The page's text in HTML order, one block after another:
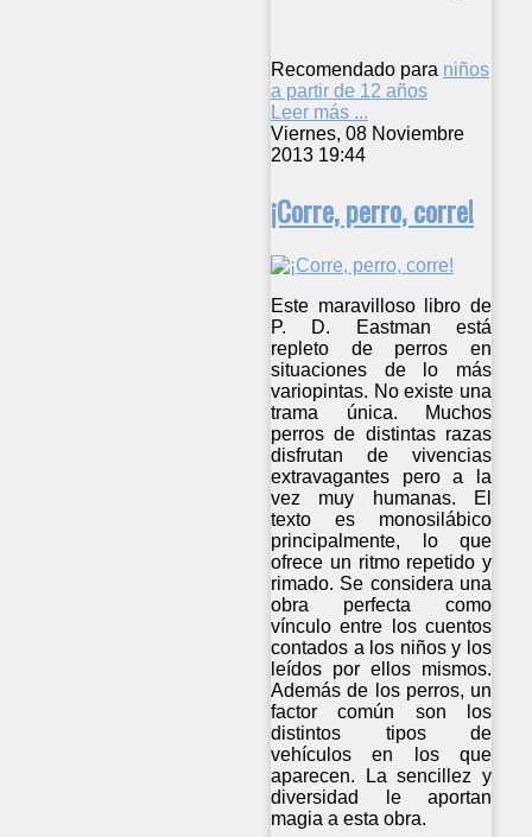
Recomendado para niños
a partir de 12 años
Leer más ...
Viernes, 08 Noviembre
2013 19:44
¡Corre, perro, corre!
Este maravilloso libro de
P. D. Eastman está
repleto de perros en
situaciones de lo más
variopintas. No existe una
trama única. Muchos
perros de distintas razas
disfrutan de vivencias
extravagantes pero a la
vez muy humanas. El
texto es monosilábico
principalmente, lo que
ofrece un ritmo repetido y
rimado. Se considera una
obra perfecta como
vínculo entre los cuentos
contados a los niños y los
leídos por ellos mismos.
Además de los perros, un
factor común son los
distintos tipos de
vehículos en los que
aparecen. La sencillez y
diversidad le aportan
magia a esta obra.